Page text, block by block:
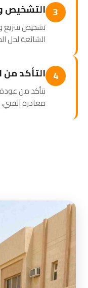
3 التشخيص
تشخيص سريع
الشائعة لحل
4 التأكد من
نتأكد من
مغادرة